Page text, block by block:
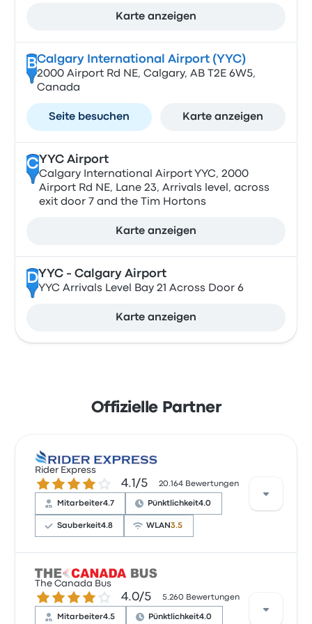
Karte anzeigen
BCalgary International Airport (YYC)
2000 Airport Rd NE, Calgary, AB T2E 6W5,
Canada
Seite besuchen Karte anzeigen
CYYC Airport
Calgary International Airport YYC, 2000
Airport Rd NE, Lane 23, Arrivals level, across
exit door 7 and the Tim Hortons
Karte anzeigen
DYYC - Calgary Airport
YYC Arrivals Level Bay 21 Across Door 6
Karte anzeigen
Offizielle Partner
Rider Express
4.1 von 5 Sternen4.1/5 20.164 Bewertungen
Mitarbeiter4.7 Pünktlichkeit4.0
Sauberkeit4.8 WLAN3.5
Laut 1601 Bewertungen hat Rider Express für diese
Reise eine Bewertung von 4.3 Sternen erhalten.
Reisende waren besonders zufrieden mit den
Aspekten der Ticketzugang und Sauberkeit, einige
The Canada Bus
4.0 von 5 Sternen4.0/5 5.260 Bewertungen
Mitarbeiter4.5 Pünktlichkeit4.0